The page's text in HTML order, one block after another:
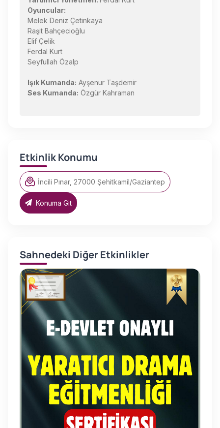
Oyuncular:
Melek Deniz Çetinkaya
Raşit Bahçecioğlu
Elif Çelik
Ferdal Kurt
Seyfullah Özalp
Işık Kumanda: Ayşenur Taşdemir
Ses Kumanda: Özgür Kahraman
Etkinlik Konumu
İncili Pınar, 27000 Şehitkamil/Gaziantep
Konuma Git
Sahnedeki Diğer Etkinlikler